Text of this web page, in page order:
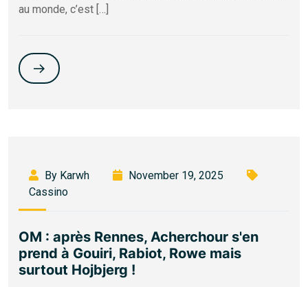
au monde, c’est […]
By Karwh
November 19, 2025
Cassino
OM : après Rennes, Acherchour s'en
prend à Gouiri, Rabiot, Rowe mais
surtout Hojbjerg !